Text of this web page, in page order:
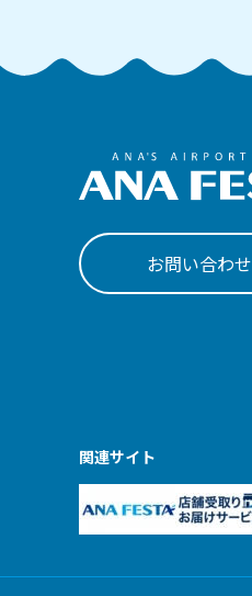
お問い合わせ
関連サイト